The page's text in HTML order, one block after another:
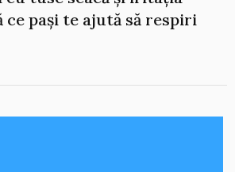
ce pași te ajută să respiri